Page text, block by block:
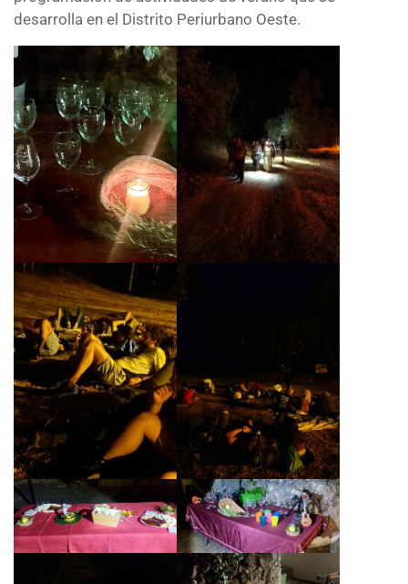
desarrolla en el Distrito Periurbano Oeste.